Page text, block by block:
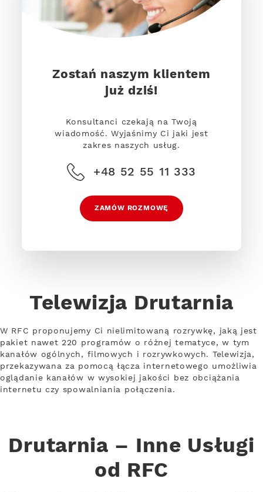
Zostań naszym klientem
już dziś!
Konsultanci czekają na Twoją
wiadomość. Wyjaśnimy Ci jaki jest
zakres naszych usług.
+48 52 55 11 333
ZAMÓW ROZMOWĘ
Telewizja Drutarnia
W RFC proponujemy Ci nielimitowaną rozrywkę, jaką jest
pakiet nawet 220 programów o różnej tematyce, w tym
kanałów ogólnych, filmowych i rozrywkowych. Telewizja,
przekazywana za pomocą łącza internetowego umożliwia
oglądanie kanałów w wysokiej jakości bez obciążania
internetu czy spowalniania połączenia.
Drutarnia – Inne Usługi
od RFC